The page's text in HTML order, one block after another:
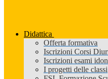
Didattica
Offerta formativa
Iscrizioni Corsi
Iscrizioni esami
I progetti delle classi